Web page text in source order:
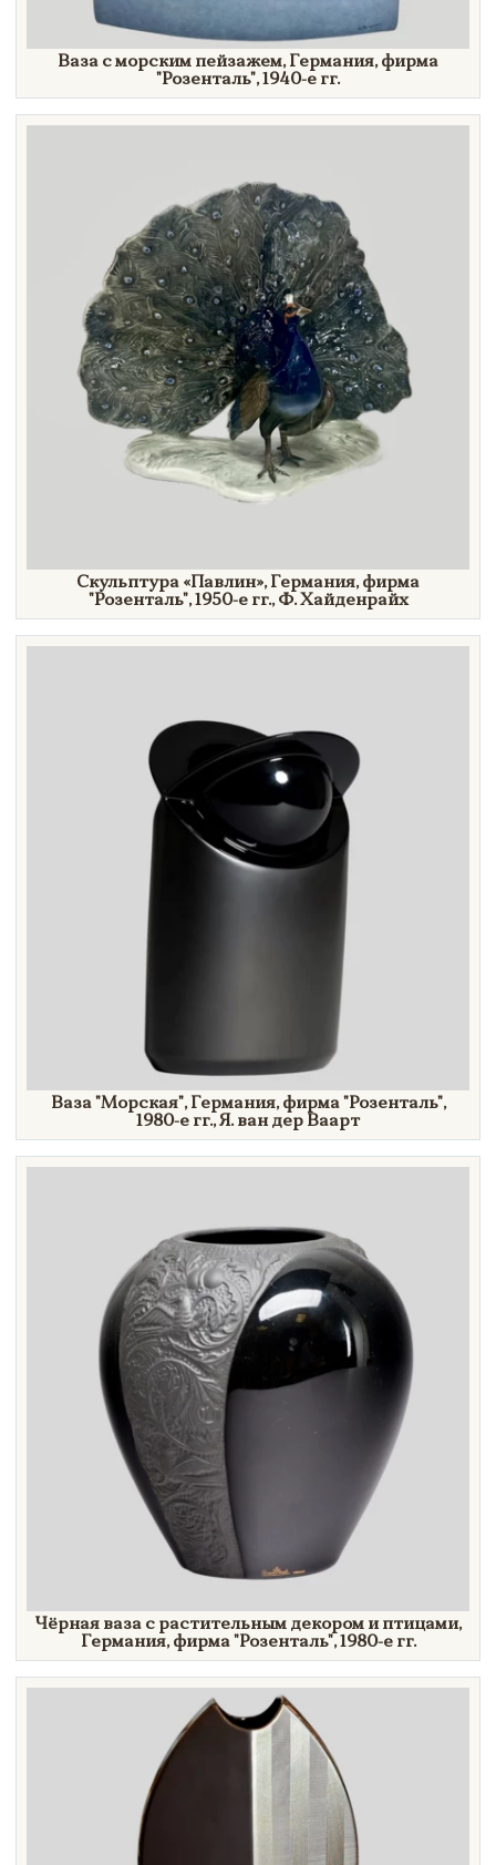
Ваза с морским пейзажем, Германия, фирма
"Розенталь",1940-е гг.
Скульптура «Павлин», Германия, фирма
"Розенталь", 1950-е гг., Ф. Хайденрайх
Ваза"Морская",Германия, фирма"Розенталь",
1980-е гг.,Я. вандер Ваарт
Чёрная ваза с растительным декором и птицами,
Германия, фирма"Розенталь", 1980-е гг.